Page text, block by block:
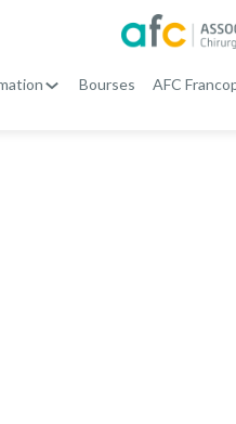
Bourses AFC